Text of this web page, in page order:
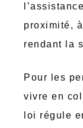
proximité,
rendant la
Pour les
vivre en
loi régule